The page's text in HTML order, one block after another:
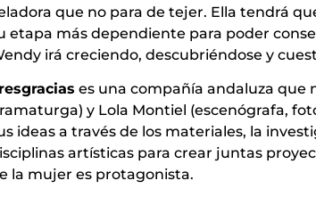
que no para de tejer. Ella tendrá
etapa más dependiente para poder
irá creciendo, descubriéndose y
es una compañía andaluza que
y Lola Montiel (escenógrafa,
ideas a través de los materiales, la
artísticas para crear juntas
la mujer es protagonista.